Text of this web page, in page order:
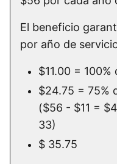
El beneficio
por año de
$11.00 =
$24.75 = 75%
($56 - $11 =
33)
$ 35.75